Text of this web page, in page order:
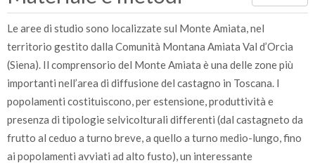
Le aree di studio sono localizzate sul Monte Amiata, nel
territorio gestito dalla Comunità Montana Amiata Val d’Orcia
(Siena). Il comprensorio del Monte Amiata è una delle zone più
importanti nell’area di diffusione del castagno in Toscana. I
popolamenti costituiscono, per estensione, produttività e
presenza di tipologie selvicolturali differenti (dal castagneto da
frutto al ceduo a turno breve, a quello a turno medio-lungo, fino
ai popolamenti avviati ad alto fusto), un interessante